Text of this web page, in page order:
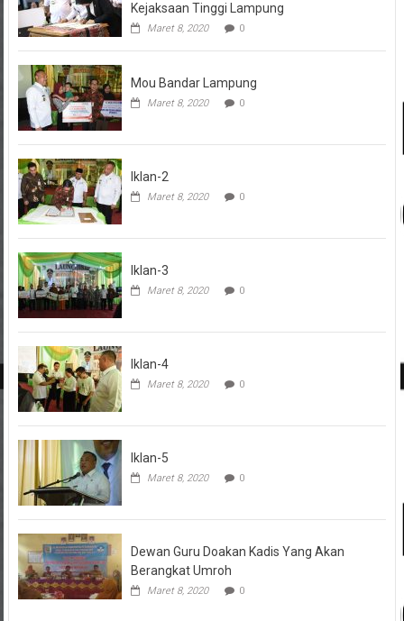
Kejaksaan Tinggi Lampung
Maret 8, 2020 0
Mou Bandar Lampung
Maret 8, 2020 0
Iklan-2
Maret 8, 2020 0
Iklan-3
Maret 8, 2020 0
Iklan-4
Maret 8, 2020 0
Iklan-5
Maret 8, 2020 0
Dewan Guru Doakan Kadis Yang Akan
Berangkat Umroh
Maret 8, 2020 0